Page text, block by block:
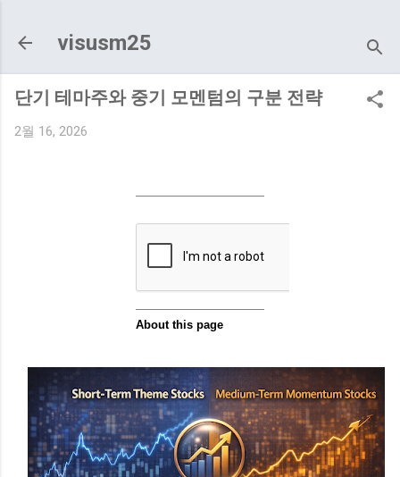
visusm25
단기 테마주와 중기 모멘텀의 구분 전략
2월 16, 2026